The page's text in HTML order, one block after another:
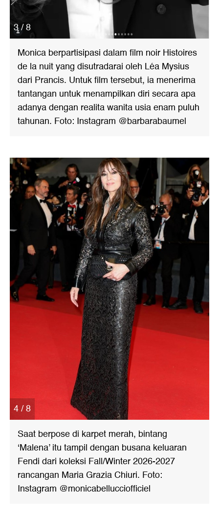
3 / 8
Monica berpartisipasi dalam film noir Histoires
de la nuit yang disutradarai oleh Léa Mysius
dari Prancis. Untuk film tersebut, ia menerima
tantangan untuk menampilkan diri secara apa
adanya dengan realita wanita usia enam puluh
tahunan. Foto: Instagram @barbarabaumel
4 / 8
Saat berpose di karpet merah, bintang
‘Malena’ itu tampil dengan busana keluaran
Fendi dari koleksi Fall/Winter 2026-2027
rancangan Maria Grazia Chiuri. Foto:
Instagram @monicabellucciofficiel